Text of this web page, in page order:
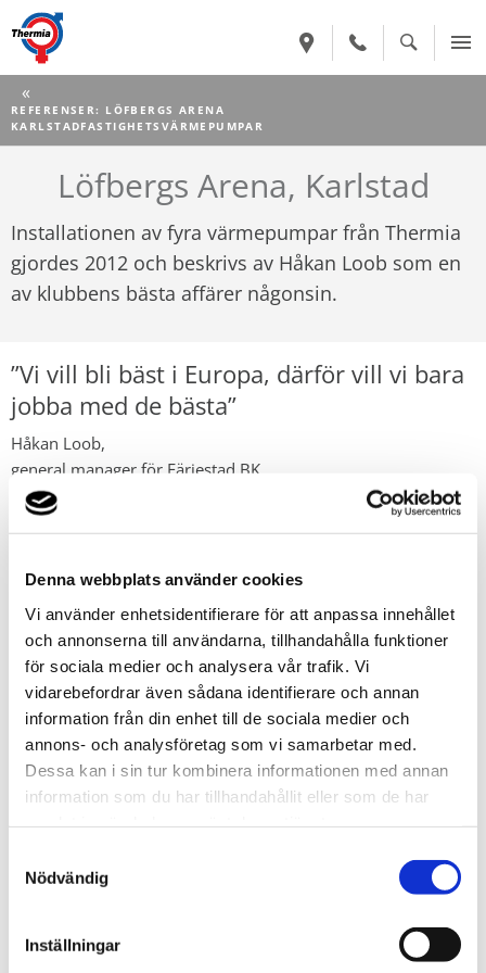
Denna webbplats använder cookies
Vi använder enhetsidentifierare för att anpassa innehållet
och annonserna till användarna, tillhandahålla funktioner
för sociala medier och analysera vår trafik. Vi
vidarebefordrar även sådana identifierare och annan
information från din enhet till de sociala medier och
annons- och analysföretag som vi samarbetar med.
Dessa kan i sin tur kombinera informationen med annan
information som du har tillhandahållit eller som de har
Nödvändig
Inställningar
CURRENT:
REFERENSER: LÖFBERGS ARENA
KARLSTADFASTIGHETSVÄRMEPUMPAR
Löfbergs Arena, Karlstad
Installationen av fyra värmepumpar från Thermia
gjordes 2012 och beskrivs av Håkan Loob som en
av klubbens bästa affärer någonsin.
”Vi vill bli bäst i Europa, därför vill vi bara
jobba med de bästa”
Håkan Loob,
general manager för Färjestad BK
Håkan Loob, general manager för Färjestad BK och
hockeylegend, lever som han lär och när det var dags att
energieffektivisera klubbens arena i Karlstad, föll valet på
Thermia. Han säger: ”Vi vill bli bäst i Europa, därför vill vi bara
jobba med de bästa”
Installationen av fyra värmepumpar från Thermia gjordes
2012 och beskrivs av Håkan Loob som en av klubbens bästa
affärer någonsin.”Spelarköp inräknat”, tillägger han med en
Investeringen lönade sig från första dagen. Besparingarna
frigör resurser som kan satsas bland
annat på föreningens